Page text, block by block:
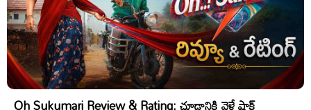
Oh Sukumari Review & Rating: చూడ్డానికి వెళ్తే షాక్